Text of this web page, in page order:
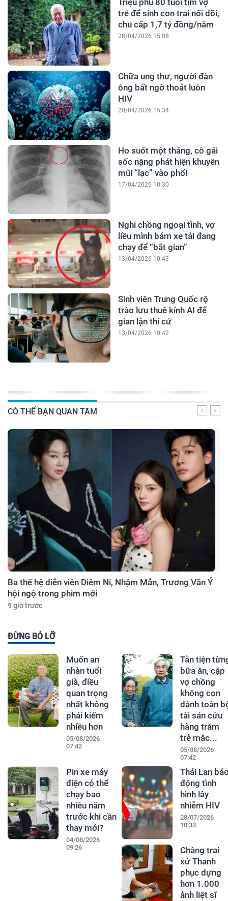
Triệu phú 80 tuổi tìm vợ
trẻ để sinh con trai nối dõi,
chu cấp 1,7 tỷ đồng/năm
28/04/2026 15:08
Chữa ung thư, người đàn
ông bất ngờ thoát luôn
HIV
20/04/2026 15:34
Ho suốt một tháng, cô gái
sốc nặng phát hiện khuyên
mũi “lạc” vào phổi
17/04/2026 10:30
Nghi chồng ngoại tình, vợ
liều mình bám xe tải đang
chạy để “bắt gian”
13/04/2026 10:43
Sinh viên Trung Quốc rộ
trào lưu thuê kính AI để
gian lận thi cử
13/04/2026 10:42
CÓ THỂ BẠN QUAN TÂM
Ba thế hệ diễn viên Diêm Ni, Nhậm Mẫn, Trương Vãn Ý
hội ngộ trong phim mới
9 giờ trước
ĐỪNG BỎ LỠ
Muốn an
nhàn tuổi
già, điều
quan trọng
nhất không
phải kiếm
nhiều hơn
05/08/2026
07:42
Tằn tiện
bữa ăn, cặp
vợ chồng
không con
dành toàn
tài sản cứu
hàng trăm
trẻ mắc...
05/08/2026
07:42
Pin xe máy
điện có thể
chạy bao
nhiêu năm
trước khi cần
thay mới?
04/08/2026
09:26
Thái Lan
động tình
hình lây
nhiễm HIV
28/07/2026
10:33
Chàng trai
xứ Thanh
phục dựng
hơn 1.000
ảnh liệt sĩ